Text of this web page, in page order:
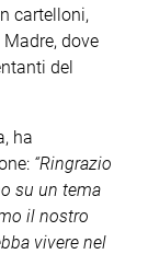
cartelloni,
dove
del
ha
“Ringrazio
su un tema
il nostro
vivere nel